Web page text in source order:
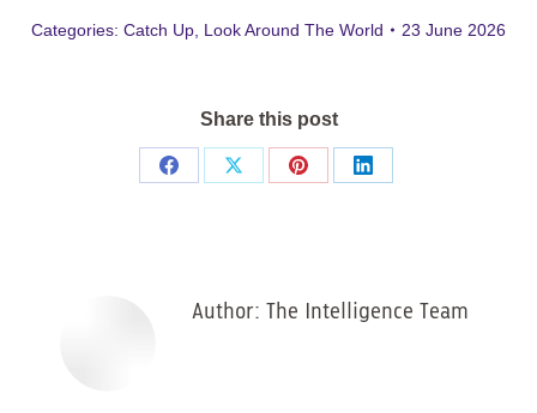
Categories: Catch Up Look Around The World 23 June 2026
Share this post
Share
Share
Share
Share
Author: The Intelligence Team